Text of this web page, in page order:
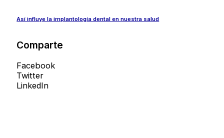
Así influye la implantología dental en nuestra salud
Comparte
Facebook
Twitter
LinkedIn